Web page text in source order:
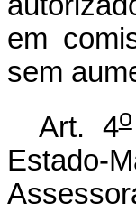
em
sem
Art. 4o